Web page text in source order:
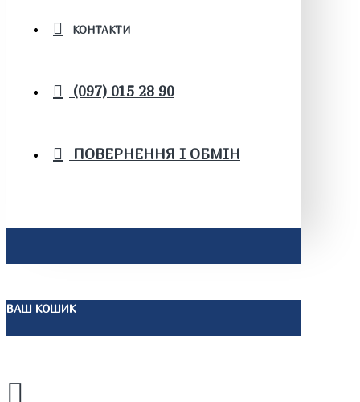
КОНТАКТИ
(097) 015 28 90
ПОВЕРНЕННЯ І ОБМІН
ВАШ КОШИК